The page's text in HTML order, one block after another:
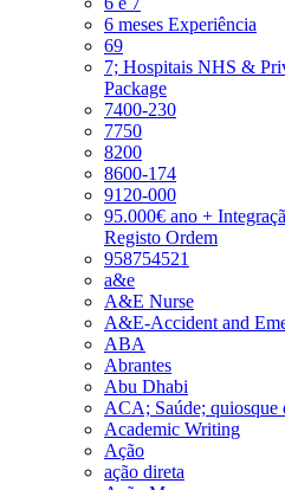
6 meses Experiência
69
7; Hospitais NHS &
Package
7400-230
7750
8200
8600-174
9120-000
95.000€ ano +
Registo Ordem
958754521
a&e
A&E Nurse
A&E-Accident and
ABA
Abrantes
Abu Dhabi
ACA; Saúde; quiosque
Academic Writing
Ação
ação direta